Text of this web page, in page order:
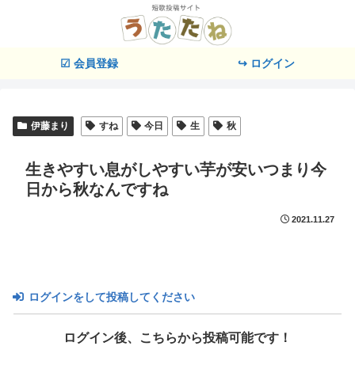
☑ 会員登録 ↪ ログイン
伊藤まり すね 今日 生 秋
生きやすい息がしやすい芋が安いつまり今
日から秋なんですね
2021.11.27
ログインをして投稿してください
ログイン後、こちらから投稿可能です！